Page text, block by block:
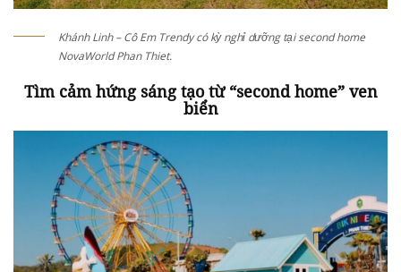
Khánh Linh – Cô Em Trendy có kỳ nghỉ dưỡng tại second home
NovaWorld Phan Thiet.
Tìm cảm hứng sáng tạo từ “second home” ven
biển